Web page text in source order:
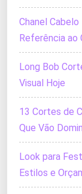
Chanel
Referência ao
Long Bob
Visual Hoje
13 Cortes de
Que Vão
Look para
Estilos e